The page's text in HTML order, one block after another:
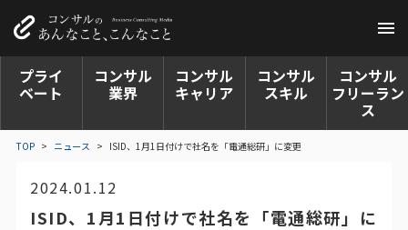
プライ
ベート
コンサル
業界
コンサル
キャリア
コンサル
スキル
コンサル
フリーラン
ス
TOP > ニュース > ISID、1月1日付けで社名を「電通総研」に変更
2024.01.12
ISID、1月1日付けで社名を「電通総研」に